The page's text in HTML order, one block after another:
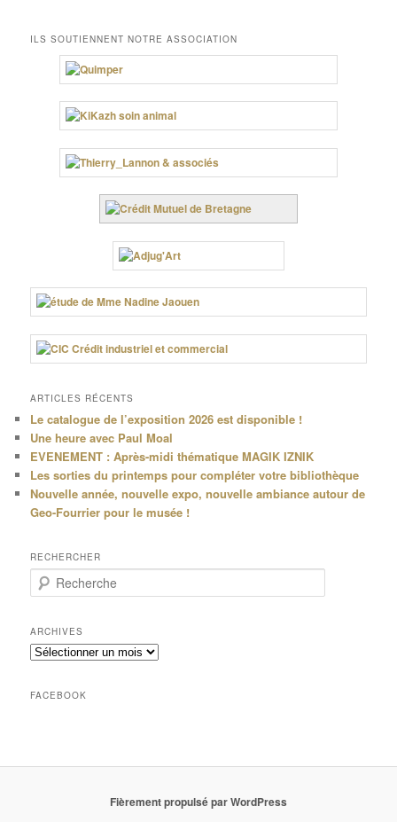
ILS SOUTIENNENT NOTRE ASSOCIATION
ARTICLES RÉCENTS
Le catalogue de l’exposition 2026 est disponible !
Une heure avec Paul Moal
EVENEMENT : Après-midi thématique MAGIK IZNIK
Les sorties du printemps pour compléter votre bibliothèque
Nouvelle année, nouvelle expo, nouvelle ambiance autour de
Geo-Fourrier pour le musée !
RECHERCHER
e
h
e
r
h
ARCHIVES
Archives
FACEBOOK
Fièrement propulsé par WordPress